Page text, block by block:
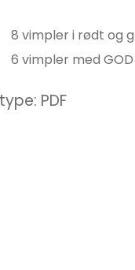
8 vimpler i rødt og
6 vimpler med GOD
PDF